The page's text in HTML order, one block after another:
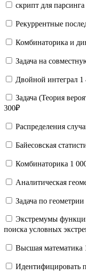
скрипт для парсинга
Рекуррентные
Комбинаторика и
Задача на
Двойной интеграл 1
Задача (Теория
300₽
Распределения
Байесовская
Комбинаторика 1
Аналитическая
Задача по геометрии
Экстремумы
поиска условных
Высшая математика
Идентифицировать